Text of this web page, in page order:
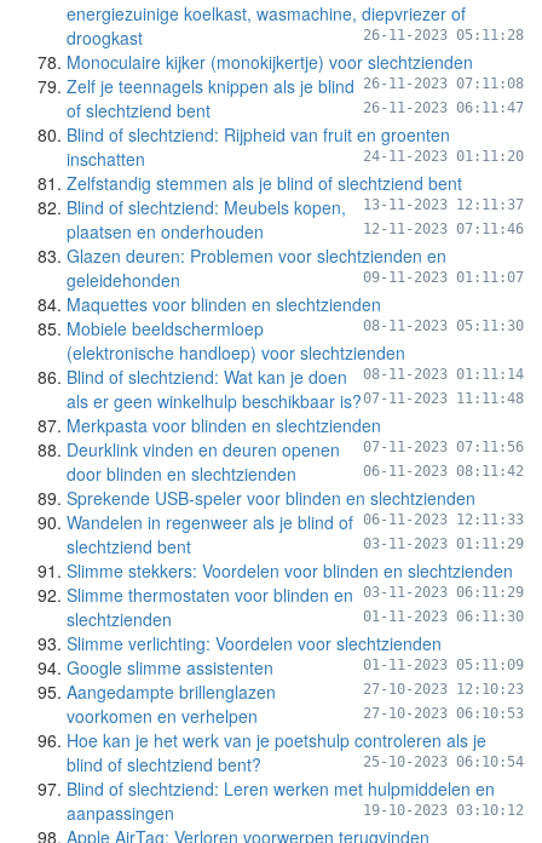
energiezuinige koelkast, wasmachine, diepvriezer of
droogkast
26-11-2023 05:11:28
Monoculaire kijker (monokijkertje) voor slechtzienden
26-11-2023 07:11:08
Zelf je teennagels knippen als je blind
of slechtziend bent
26-11-2023 06:11:47
Blind of slechtziend: Rijpheid van fruit en groenten
inschatten
24-11-2023 01:11:20
Zelfstandig stemmen als je blind of slechtziend bent
13-11-2023 12:11:37
Blind of slechtziend: Meubels kopen,
plaatsen en onderhouden
12-11-2023 07:11:46
Glazen deuren: Problemen voor slechtzienden en
geleidehonden
09-11-2023 01:11:07
Maquettes voor blinden en slechtzienden
08-11-2023 05:11:30
Mobiele beeldschermloep
(elektronische handloep) voor slechtzienden
08-11-2023 01:11:14
Blind of slechtziend: Wat kan je doen
als er geen winkelhulp beschikbaar is?07-11-2023 11:11:48
Merkpasta voor blinden en slechtzienden
07-11-2023 07:11:56
Deurklink vinden en deuren openen
door blinden en slechtzienden
06-11-2023 08:11:42
Sprekende USB-speler voor blinden en slechtzienden
06-11-2023 12:11:33
Wandelen in regenweer als je blind of
slechtziend bent
03-11-2023 01:11:29
Slimme stekkers: Voordelen voor blinden en slechtzienden
03-11-2023 06:11:29
Slimme thermostaten voor blinden en
slechtzienden
01-11-2023 06:11:30
Slimme verlichting: Voordelen voor slechtzienden
01-11-2023 05:11:09
Google slimme assistenten
27-10-2023 12:10:23
Aangedampte brillenglazen
voorkomen en verhelpen
27-10-2023 06:10:53
Hoe kan je het werk van je poetshulp controleren als je
blind of slechtziend bent?
25-10-2023 06:10:54
Blind of slechtziend: Leren werken met hulpmiddelen en
aanpassingen
19-10-2023 03:10:12
Apple AirTag: Verloren voorwerpen terugvinden